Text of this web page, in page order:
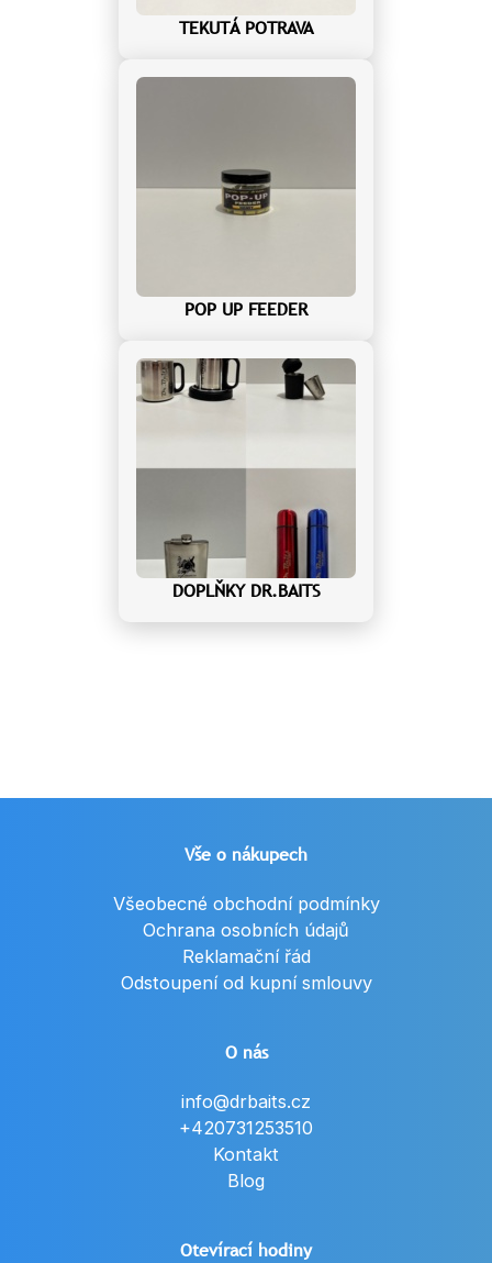
TEKUTÁ POTRAVA
POP UP FEEDER
DOPLŇKY DR.BAITS
Vše o nákupech
Všeobecné obchodní podmínky
Ochrana osobních údajů
Reklamační řád
Odstoupení od kupní smlouvy
O nás
info@drbaits.cz
+420731253510
Kontakt
Blog
Otevírací hodiny